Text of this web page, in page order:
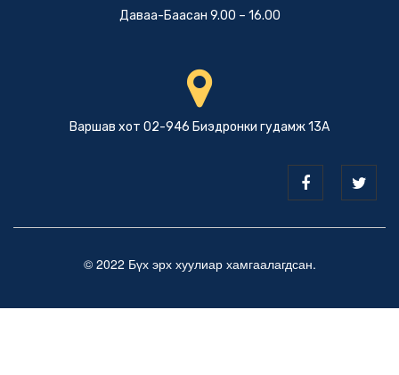
Даваа-Баасан 9.00 – 16.00
Варшав хот 02-946 Биэдронки гудамж 13А
© 2022 Бүх эрх хуулиар хамгаалагдсан.